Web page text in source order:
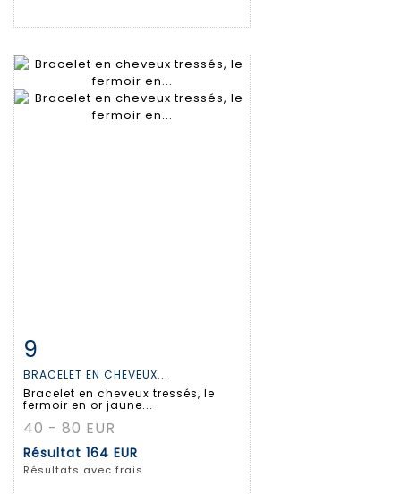
Fiche détaillée
9
BRACELET EN CHEVEUX...
Bracelet en cheveux tressés, le
fermoir en or jaune...
40 - 80 EUR
Résultat 164 EUR
Résultats avec frais